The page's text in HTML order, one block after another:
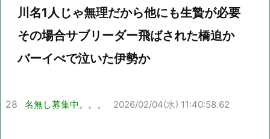
川名1人じゃ無理だから他にも生贄が必要
その場合サブリーダー飛ばされた橋迫か
バーイべで泣いた伊勢か
28 名無し募集中。。。 2026/02/04(水) 11:40:58.62